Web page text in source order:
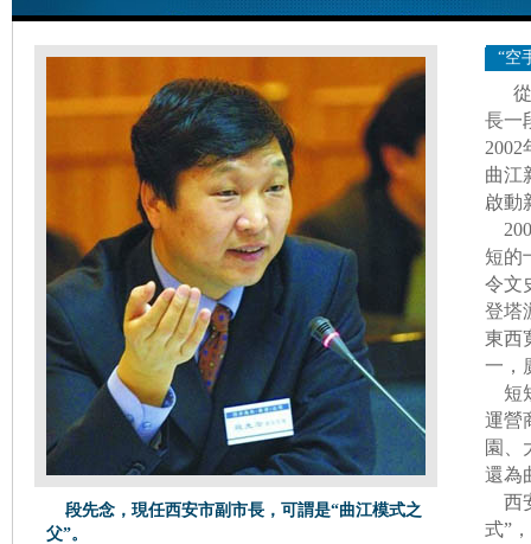
段先念，現任西安市副市長，可謂是“曲江模式之
父”。
“空
長一
曲江
啟動
短的
令文
登塔
東西
一，
短
運營
園、
還為
西
式”